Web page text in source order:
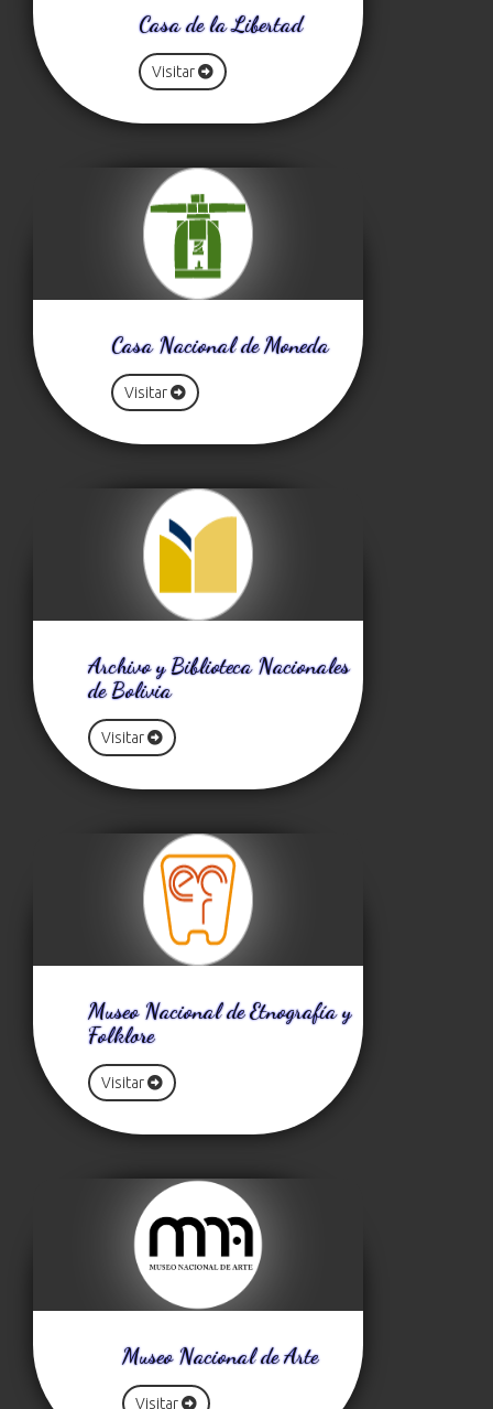
Casa de la Libertad
Visitar
Casa Nacional de Moneda
Visitar
Archivo y Biblioteca Nacionales
de Bolivia
Visitar
Museo Nacional de Etnografía y
Folklore
Visitar
Museo Nacional de Arte
Visitar